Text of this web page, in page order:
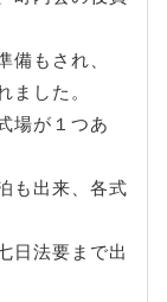
もされ、
ました。
場が１つあ
も出来、各式
日法要まで出